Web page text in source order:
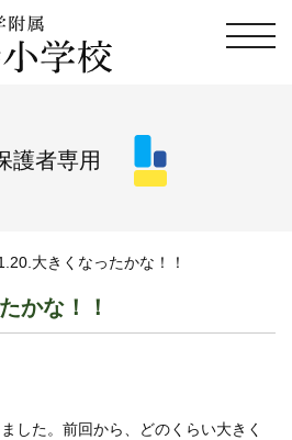
護者専用
大きくなったかな！！
かな！！
した。前回から、どのくらい大きく